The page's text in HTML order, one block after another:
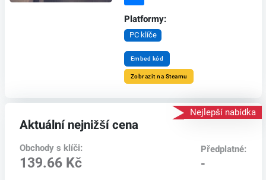
Platformy:
PC klíče
Embed kód
Zobrazit na Steamu
Nejlepší nabídka
Aktuální nejnižší cena
Obchody s klíči:
139.66 Kč
Předplatné:
-